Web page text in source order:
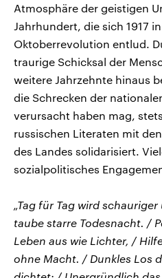
Atmosphäre der geistigen
Jahrhundert, die sich 1917
Oktoberrevolution entlud.
traurige Schicksal der
weitere Jahrzehnte hinaus
die Schrecken der
verursacht haben mag,
russischen Literaten mit
des Landes solidarisiert.
sozialpolitisches
„Tag für Tag wird
taube starre Todesnacht. /
Leben aus wie Lichter, /
ohne Macht. / Dunkles Los